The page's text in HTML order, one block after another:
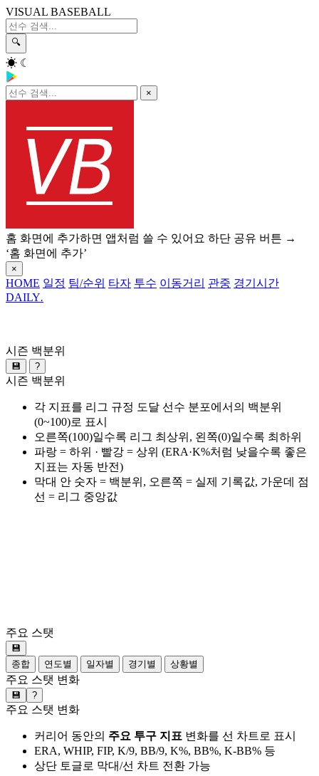
VISUAL BASEBALL
🔍
☀ ☾
×
홈 화면에 추가하면 앱처럼 쓸 수 있어요 하단 공유 버튼 →
‘홈 화면에 추가’
×
HOME 일정 팀/순위 타자 투수 이동거리 관중 경기시간
DAILY.
시즌 백분위
💾 ?
시즌 백분위
각 지표를 리그 규정 도달 선수 분포에서의 백분위
(0~100)로 표시
오른쪽(100)일수록 리그 최상위, 왼쪽(0)일수록 최하위
파랑 = 하위 · 빨강 = 상위 (ERA·K%처럼 낮을수록 좋은
지표는 자동 반전)
막대 안 숫자 = 백분위, 오른쪽 = 실제 기록값, 가운데 점
선 = 리그 중앙값
주요 스탯
💾
종합
연도별 일자별 경기별 상황별
주요 스탯 변화
💾 ?
주요 스탯 변화
커리어 동안의 주요 투구 지표 변화를 선 차트로 표시
ERA, WHIP, FIP, K/9, BB/9, K%, BB%, K-BB% 등
상단 토글로 막대/선 차트 전환 가능